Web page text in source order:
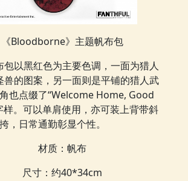
《Bloodborne》主题帆布包
包以黑红色为主要色调，一面为猎人
兽的图案，另一面则是平铺的猎人武
也点缀了“Welcome Home, Good
。可以单肩使用，亦可装上背带斜
挎，日常通勤彰显个性。
材质：帆布
尺寸：约40*34cm